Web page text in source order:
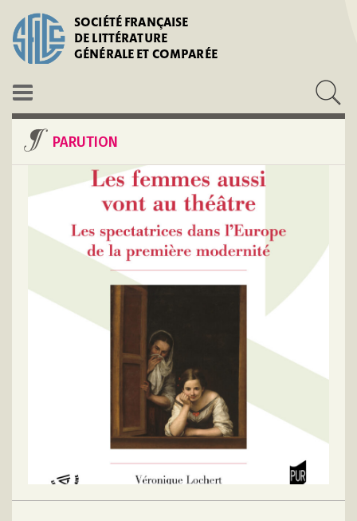
SOCIÉTÉ FRANÇAISE
DE LITTÉRATURE
GÉNÉRALE ET COMPARÉE
PARUTION